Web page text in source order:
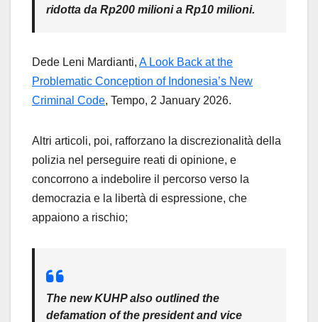
ridotta da Rp200 milioni a Rp10 milioni.
Dede Leni Mardianti, A Look Back at the
Problematic Conception of Indonesia’s New
Criminal Code, Tempo, 2 January 2026.
Altri articoli, poi, rafforzano la discrezionalità della
polizia nel perseguire reati di opinione, e
concorrono a indebolire il percorso verso la
democrazia e la libertà di espressione, che
appaiono a rischio;
The new KUHP also outlined the
defamation of the president and vice